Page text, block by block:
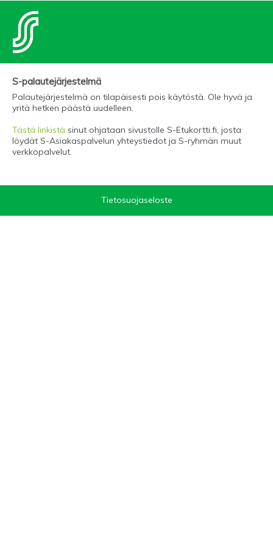
S-palautejärjestelmä
Palautejärjestelmä on tilapäisesti pois käytöstä. Ole hyvä ja
yritä hetken päästä uudelleen.
Tästä linkistä sinut ohjataan sivustolle S-Etukortti.fi, josta
löydät S-Asiakaspalvelun yhteystiedot ja S-ryhmän muut
verkkopalvelut.
Tietosuojaseloste